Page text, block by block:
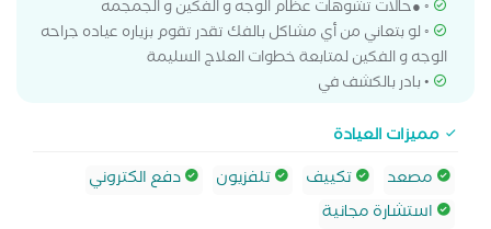
◦ ●حالات تشوهات عظام الوجه و الفكين و الجمجمه
◦ لو بتعاني من أي مشاكل بالفك تقدر تقوم بزياره عياده جراحه
الوجه و الفكين لمتابعة خطوات العلاج السليمة
• بادر بالكشف في
مميزات العيادة
مصعد
تكييف تلفزيون
دفع الكتروني
استشارة مجانية